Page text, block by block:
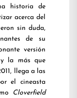
historia de
acerca del
sin duda,
de su
versión
la más que
llega a las
el cineasta
Cloverfield